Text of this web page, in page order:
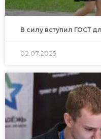
В силу вступил ГОСТ
02.07.2025